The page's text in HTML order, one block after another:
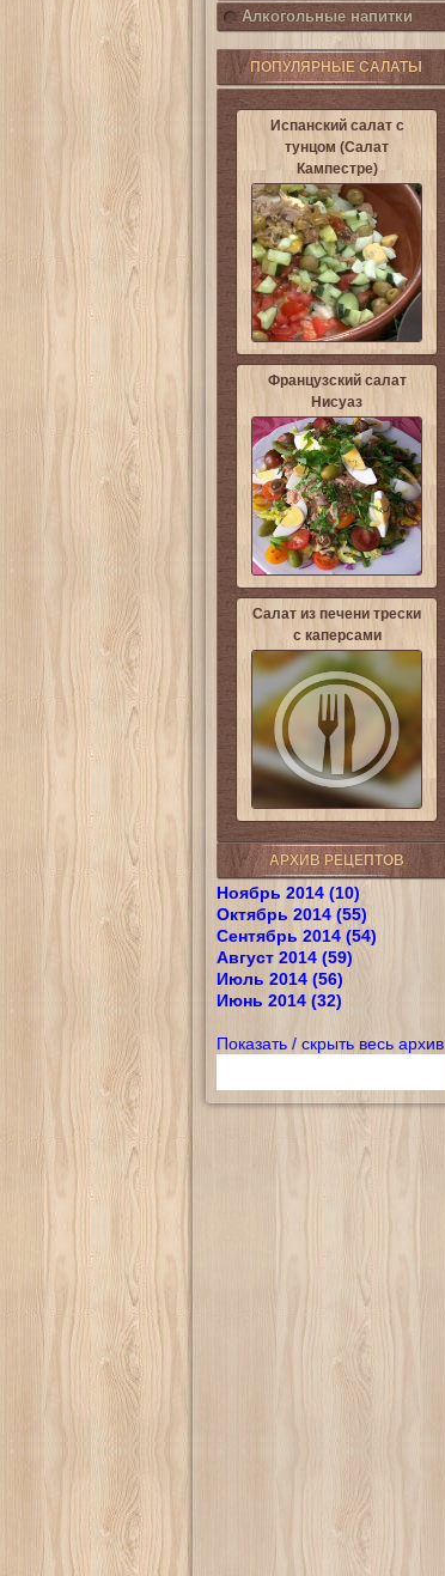
Алкогольные напитки
ПОПУЛЯРНЫЕ САЛАТЫ
Испанский салат с
тунцом (Салат
Кампестре)
Французский салат
Нисуаз
Салат из печени трески
с каперсами
АРХИВ РЕЦЕПТОВ
Ноябрь 2014 (10)
Октябрь 2014 (55)
Сентябрь 2014 (54)
Август 2014 (59)
Июль 2014 (56)
Июнь 2014 (32)
Показать / скрыть весь архив